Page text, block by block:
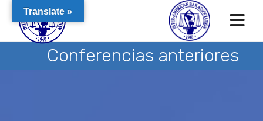
Conferencias anteriores
Translate »